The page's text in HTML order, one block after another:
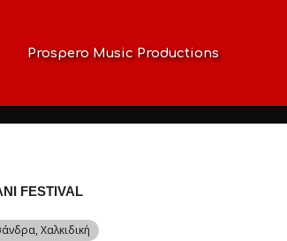
Prospero Music Productions
FESTIVAL
Χαλκιδική